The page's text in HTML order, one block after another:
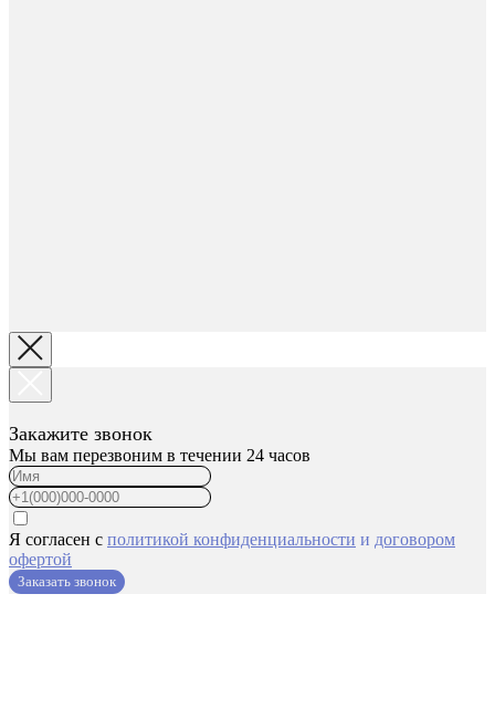
Закажите звонок
Мы вам перезвоним в течении 24 часов
Я согласен с политикой конфиденциальности и договором
офертой
Заказать звонок